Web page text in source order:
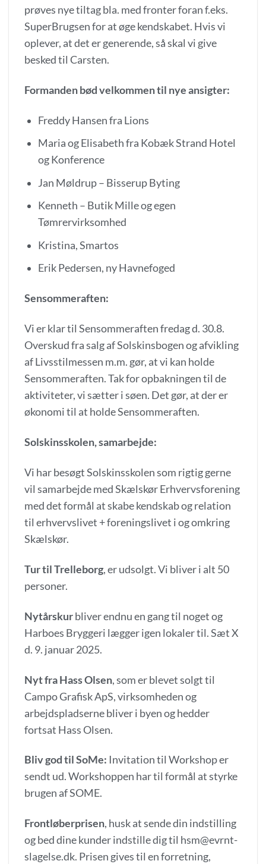
prøves nye tiltag bla. med fronter foran f.eks.
SuperBrugsen for at øge kendskabet. Hvis vi
oplever, at det er generende, så skal vi give
besked til Carsten.
Formanden bød velkommen til nye ansigter:
Freddy Hansen fra Lions
Maria og Elisabeth fra Kobæk Strand Hotel
og Konference
Jan Møldrup – Bisserup Byting
Kenneth – Butik Mille og egen
Tømrervirksomhed
Kristina, Smartos
Erik Pedersen, ny Havnefoged
Sensommeraften:
Vi er klar til Sensommeraften fredag d. 30.8.
Overskud fra salg af Solskinsbogen og afvikling
af Livsstilmessen m.m. gør, at vi kan holde
Sensommeraften. Tak for opbakningen til de
aktiviteter, vi sætter i søen. Det gør, at der er
økonomi til at holde Sensommeraften.
Solskinsskolen, samarbejde:
Vi har besøgt Solskinsskolen som rigtig gerne
vil samarbejde med Skælskør Erhvervsforening
med det formål at skabe kendskab og relation
til erhvervslivet + foreningslivet i og omkring
Skælskør.
Tur til Trelleborg, er udsolgt. Vi bliver i alt 50
personer.
Nytårskurbliver endnu en gang til noget og
Harboes Bryggeri lægger igen lokaler til. Sæt X
d. 9. januar 2025.
Nyt fra Hass Olsen, som er blevet solgt til
Campo Grafisk ApS, virksomheden og
arbejdspladserne bliver i byen og hedder
fortsat Hass Olsen.
Bliv god til SoMe: Invitation til Workshop er
sendt ud. Workshoppen har til formål at styrke
brugen af SOME.
Frontløberprisen, husk at sende din indstilling
og bed dine kunder indstille dig til hsm@evrnt-
slagelse.dk. Prisen gives til en forretning,